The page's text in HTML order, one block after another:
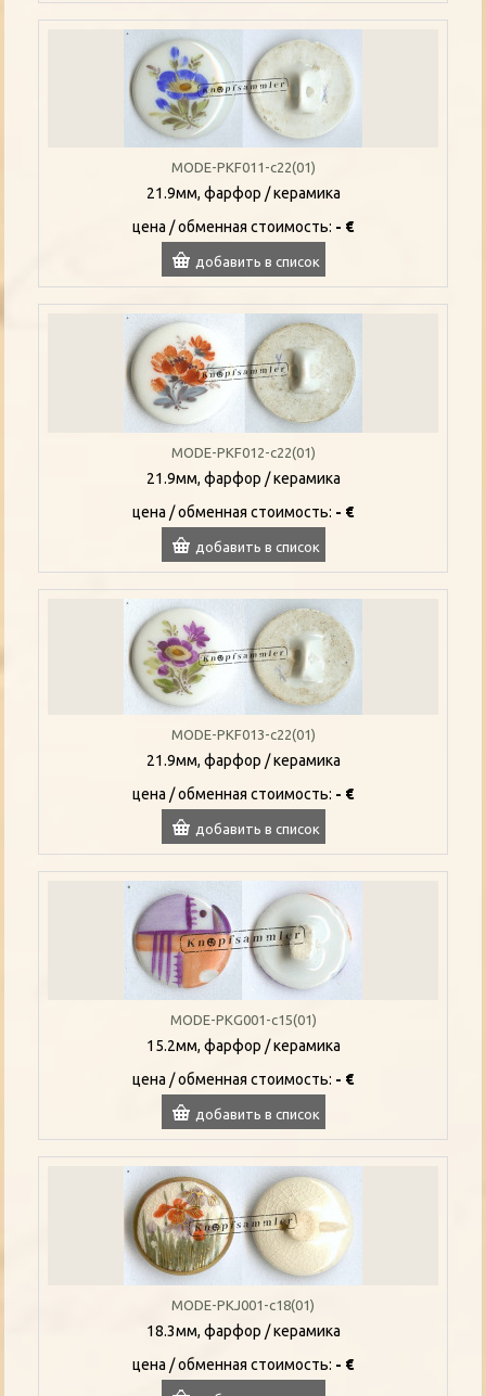
MODE-PKF011-c22(01)
21.9мм, фарфор / керамика
цена / oбменная стоимость: - €
добавить в список
MODE-PKF012-c22(01)
21.9мм, фарфор / керамика
цена / oбменная стоимость: - €
добавить в список
MODE-PKF013-c22(01)
21.9мм, фарфор / керамика
цена / oбменная стоимость: - €
добавить в список
MODE-PKG001-c15(01)
15.2мм, фарфор / керамика
цена / oбменная стоимость: - €
добавить в список
MODE-PKJ001-c18(01)
18.3мм, фарфор / керамика
цена / oбменная стоимость: - €